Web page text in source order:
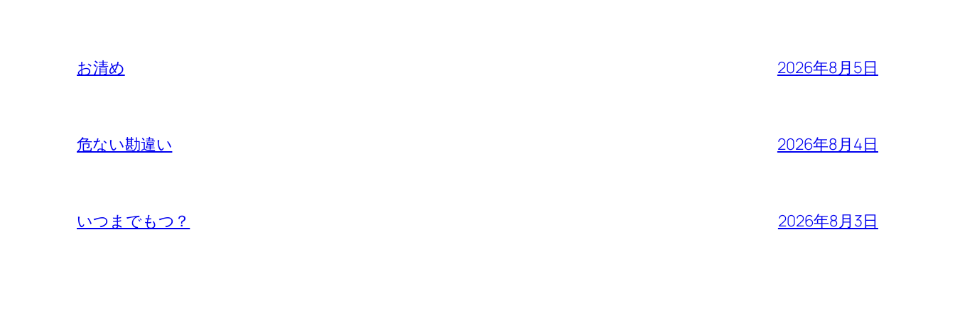
お清め 2026年8月5日
危ない勘違い 2026年8月4日
いつまでもつ？ 2026年8月3日